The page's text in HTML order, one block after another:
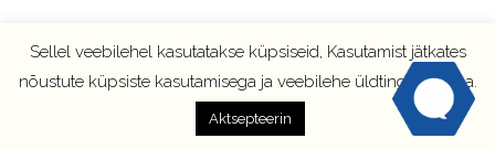
Sellel veebilehel kasutatakse küpsiseid, Kasutamist jätkates
nõustute küpsiste kasutamisega ja veebilehe üldtingimustega.
Aktsepteerin